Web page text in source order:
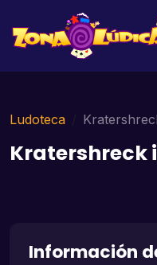
Ludoteca
Kratershreck
Información